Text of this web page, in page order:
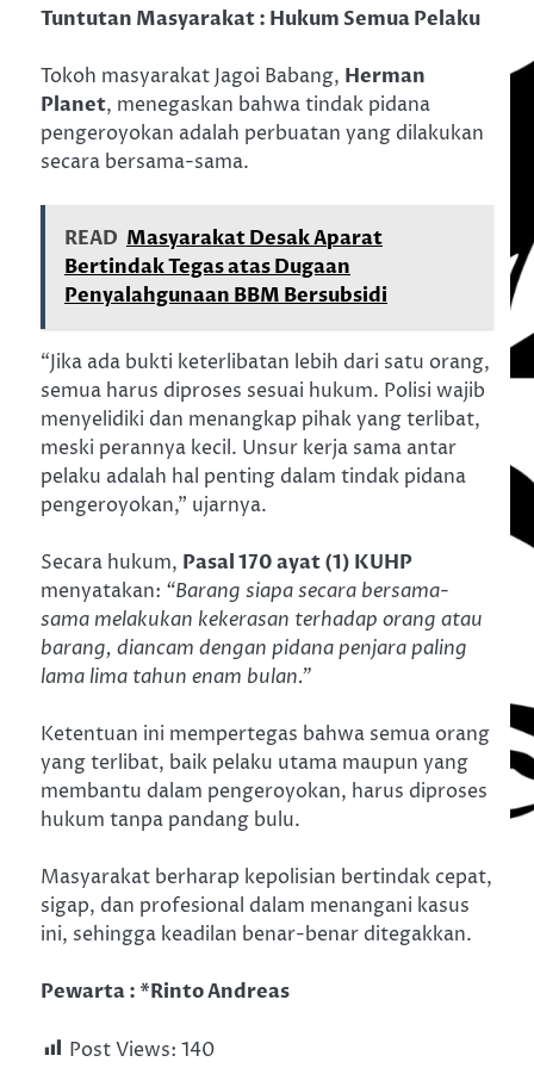
Tuntutan Masyarakat : Hukum Semua Pelaku
Tokoh masyarakat Jagoi Babang, Herman
Planet, menegaskan bahwa tindak pidana
pengeroyokan adalah perbuatan yang dilakukan
secara bersama-sama.
READ Masyarakat Desak Aparat
Bertindak Tegas atas Dugaan
Penyalahgunaan BBM Bersubsidi
“Jika ada bukti keterlibatan lebih dari satu orang,
semua harus diproses sesuai hukum. Polisi wajib
menyelidiki dan menangkap pihak yang terlibat,
meski perannya kecil. Unsur kerja sama antar
pelaku adalah hal penting dalam tindak pidana
pengeroyokan,” ujarnya.
Secara hukum, Pasal 170 ayat (1) KUHP
menyatakan: “Barang siapa secara bersama-
sama melakukan kekerasan terhadap orang atau
barang, diancam dengan pidana penjara paling
lama lima tahun enam bulan.”
Ketentuan ini mempertegas bahwa semua orang
yang terlibat, baik pelaku utama maupun yang
membantu dalam pengeroyokan, harus diproses
hukum tanpa pandang bulu.
Masyarakat berharap kepolisian bertindak cepat,
sigap, dan profesional dalam menangani kasus
ini, sehingga keadilan benar-benar ditegakkan.
Pewarta : *Rinto Andreas
Post Views: 140